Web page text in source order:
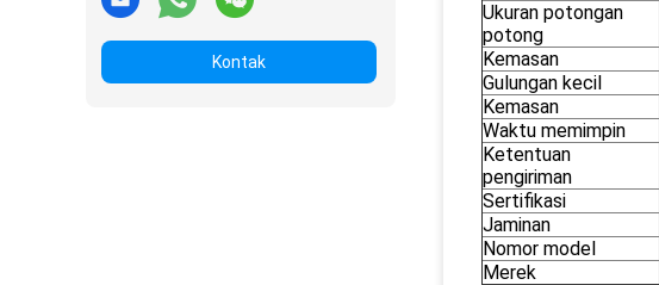
Kontak
Ukuran potongan
potong
Kemasan
Gulungan kecil
Kemasan
Waktu memimpin
Ketentuan
pengiriman
Sertifikasi
Jaminan
Nomor model
Merek